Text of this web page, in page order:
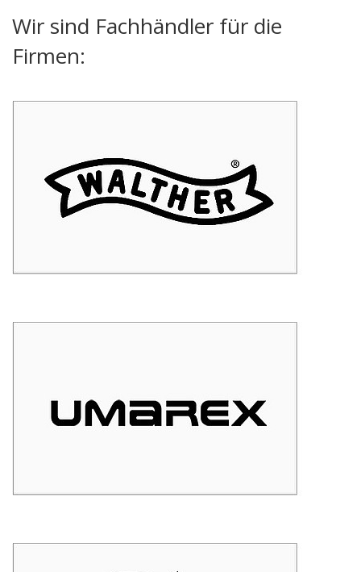
Wir sind Fachhändler für die
Firmen: